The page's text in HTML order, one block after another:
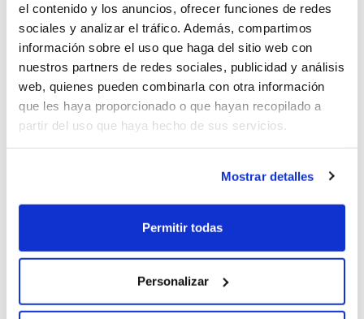
el contenido y los anuncios, ofrecer funciones de redes
sociales y analizar el tráfico. Además, compartimos
información sobre el uso que haga del sitio web con
nuestros partners de redes sociales, publicidad y análisis
web, quienes pueden combinarla con otra información
que les haya proporcionado o que hayan recopilado a
partir del uso que haya hecho de sus servicios.
Mostrar detalles
Permitir todas
Personalizar
CV
75 CV
Combustible
Diésel
Consumo Plazas
Ver Detalles
Evolución de precios de renting
para un RENAULT KANGOO